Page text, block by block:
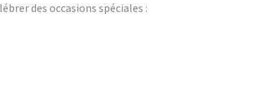
des occasions spéciales :